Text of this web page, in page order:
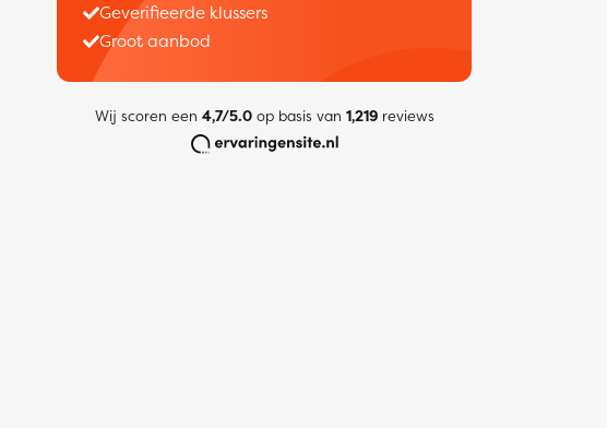
Geverifieerde klussers
Groot aanbod
Wij scoren een 4,7/5.0op basis van 1,219reviews